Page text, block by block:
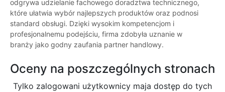
odgrywa udzielanie fachowego doradztwa technicznego,
które ułatwia wybór najlepszych produktów oraz podnosi
standard obsługi. Dzięki wysokim kompetencjom i
profesjonalnemu podejściu, firma zdobyła uznanie w
branży jako godny zaufania partner handlowy.
Oceny na poszczególnych stronach
Tylko zalogowani użytkownicy maja dostęp do tych